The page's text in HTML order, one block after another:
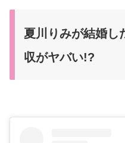
夏川りみが結婚し
収がヤバい!?